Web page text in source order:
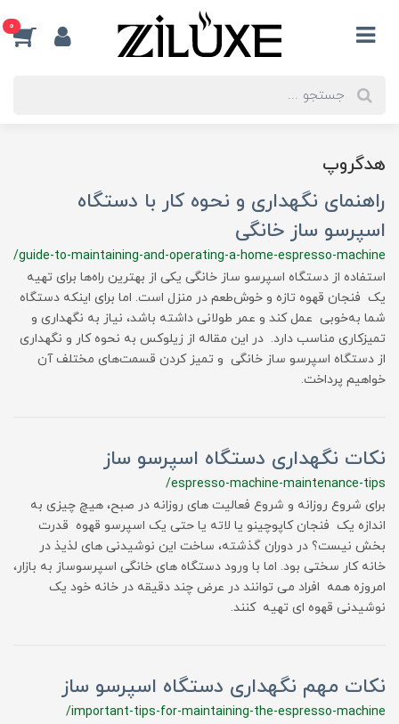
0
هدگروپ
راهنمای نگهداری و نحوه کار با دستگاه
اسپرسو ساز خانگی
/guide-to-maintaining-and-operating-a-home-espresso-machine
استفاده از دستگاه اسپرسو ساز خانگی یکی از بهترین راه‌ها برای تهیه
یک فنجان قهوه تازه و خوش‌طعم در منزل است. اما برای اینکه دستگاه
شما به‌خوبی عمل کند و عمر طولانی داشته باشد، نیاز به نگهداری و
تمیزکاری مناسب دارد. در این مقاله از زیلوکس به نحوه کار و نگهداری
از دستگاه اسپرسو ساز خانگی و تمیز کردن قسمت‌های مختلف آن
خواهیم پرداخت.
نکات نگهداری دستگاه اسپرسو ساز
/espresso-machine-maintenance-tips
برای شروع روزانه و شروع فعالیت های روزانه در صبح، هیچ چیزی به
اندازه یک فنجان کاپوچینو یا لاته یا حتی یک اسپرسو قهوه قدرت
بخش نیست؟ در دوران گذشته، ساخت این نوشیدنی های لذیذ در
خانه کار سختی بود. اما با ورود دستگاه های خانگی اسپرسوساز به بازار،
امروزه همه افراد می توانند در عرض چند دقیقه در خانه خود یک
نوشیدنی قهوه ای تهیه کنند.
نکات مهم نگهداری دستگاه اسپرسو ساز
/important-tips-for-maintaining-the-espresso-machine